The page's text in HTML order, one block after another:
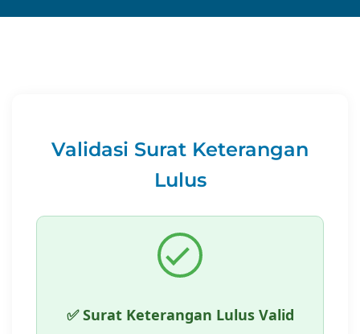
Validasi Surat Keterangan
Lulus
✅ Surat Keterangan Lulus Valid